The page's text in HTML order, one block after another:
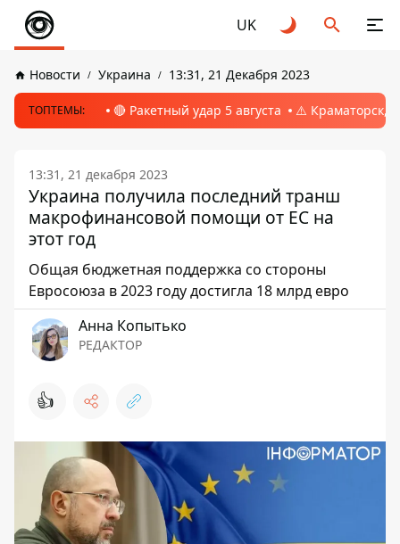
UK
Новости Украина 13:31, 21 Декабря 2023
ТОПТЕМЫ: 🔴 Ракетный удар 5 августа ⚠️ Краматорск,
13:31, 21 декабря 2023
Украина получила последний транш
макрофинансовой помощи от ЕС на
этот год
Общая бюджетная поддержка со стороны
Евросоюза в 2023 году достигла 18 млрд евро
Анна Копытько
РЕДАКТОР
👍